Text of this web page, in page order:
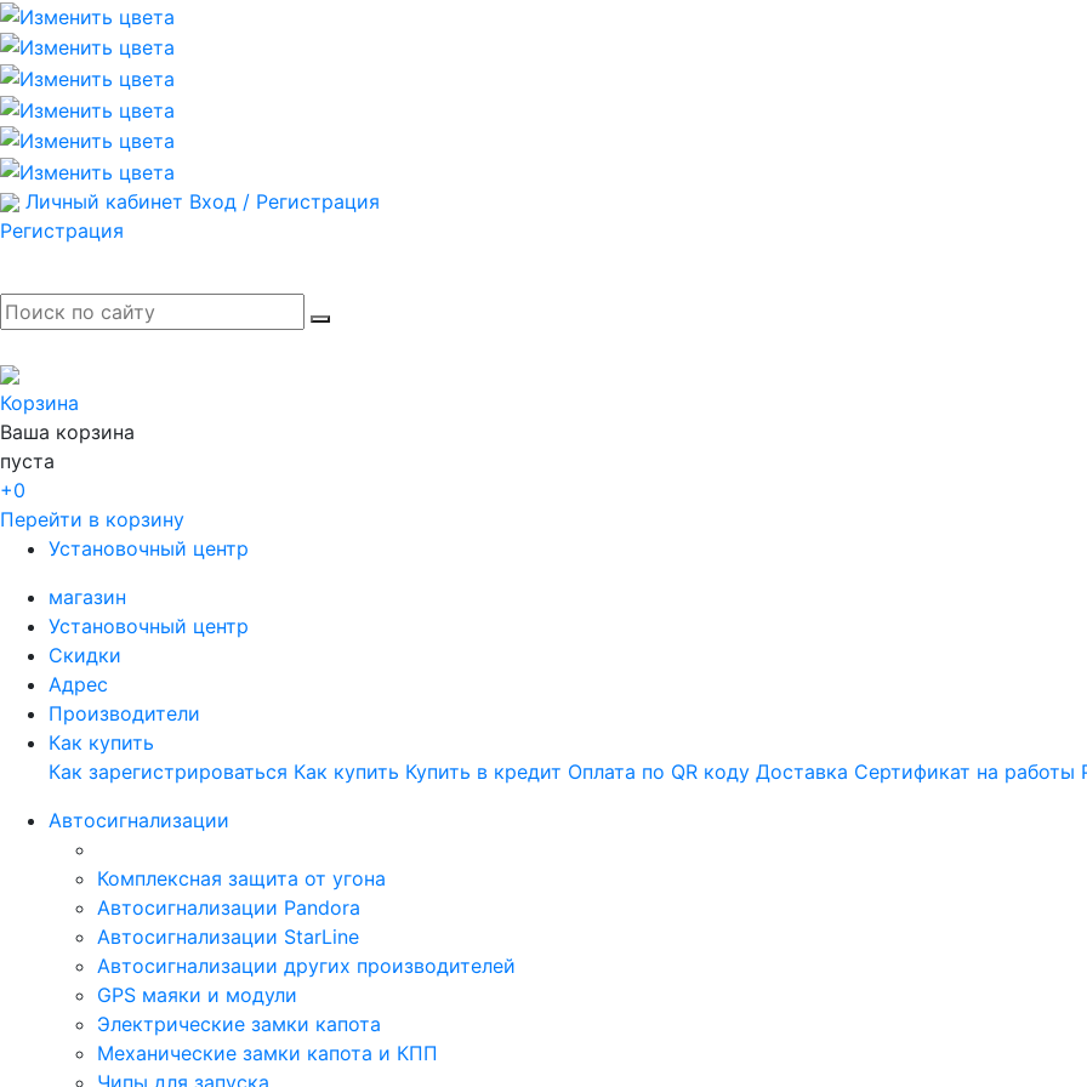
Личный кабинет Вход / Регистрация
Регистрация
Корзина
Ваша корзина
пуста
+0
Перейти в корзину
Установочный центр
магазин
Установочный центр
Скидки
Адрес
Производители
Как купить
Как зарегистрироваться Как купить Купить в кредит Оплата по QR коду Доставка Сертификат на работы
Автосигнализации
Комплексная защита от угона
Автосигнализации Pandora
Автосигнализации StarLine
Автосигнализации других производителей
GPS маяки и модули
Электрические замки капота
Механические замки капота и КПП
Чипы для запуска